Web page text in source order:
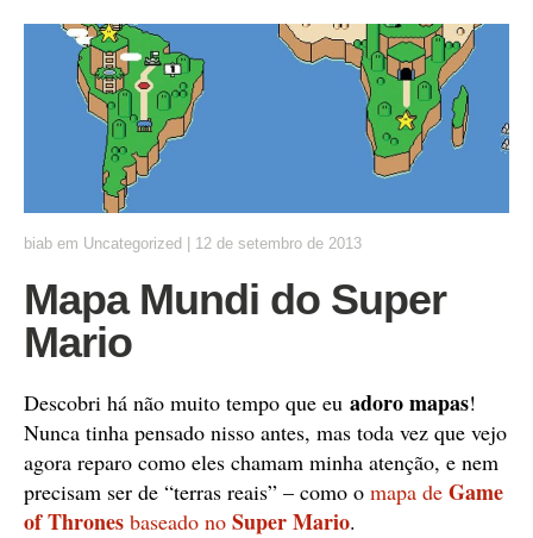
biab em Uncategorized 12 de setembro de 2013
Mapa Mundi do Super
Mario
Descobri há não muito tempo que eu adoro mapas!
Nunca tinha pensado nisso antes, mas toda vez que vejo
agora reparo como eles chamam minha atenção, e nem
precisam ser de “terras reais” – como o mapa de Game
of Thrones baseado no Super Mario.